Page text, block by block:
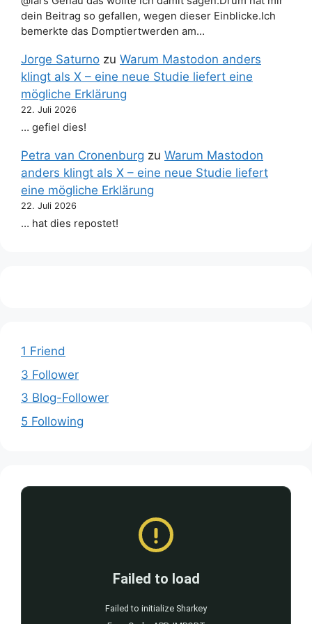
dein Beitrag so gefallen, wegen dieser Einblicke.Ich
bemerkte das Domptiertwerden am…
Jorge Saturno zu Warum Mastodon anders
klingt als X – eine neue Studie liefert eine
mögliche Erklärung
22. Juli 2026
… gefiel dies!
Petra van Cronenburg zu Warum Mastodon
anders klingt als X – eine neue Studie liefert
eine mögliche Erklärung
22. Juli 2026
… hat dies repostet!
1 Friend
3 Follower
3 Blog-Follower
5 Following